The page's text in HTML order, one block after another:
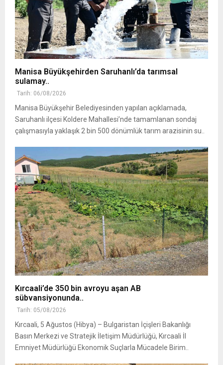
Manisa Büyükşehirden Saruhanlı’da tarımsal
sulamay..
Tarih: 06/08/2026
Manisa Büyükşehir Belediyesinden yapılan açıklamada,
Saruhanlı ilçesi Koldere Mahallesi’nde tamamlanan sondaj
çalışmasıyla yaklaşık 2 bin 500 dönümlük tarım arazisinin su..
Kırcaali’de 350 bin avroyu aşan AB
sübvansiyonunda..
Tarih: 05/08/2026
Kırcaali, 5 Ağustos (Hibya) – Bulgaristan İçişleri Bakanlığı
Basın Merkezi ve Stratejik İletişim Müdürlüğü, Kırcaali İl
Emniyet Müdürlüğü Ekonomik Suçlarla Mücadele Birim..